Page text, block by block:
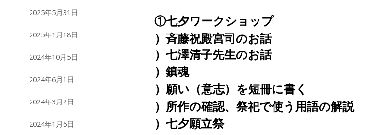
2025年5月31日
2025年1月18日
2024年10月5日
2024年6月1日
2024年3月2日
2024年1月6日
①七夕ワークショップ
）斉藤祝殿宮司のお話
）七澤清子先生のお話
）鎮魂
）願い（意志）を短冊に書く
）所作の確認、祭祀で使う用語の解説
）七夕願立祭